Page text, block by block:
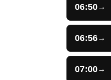
06:50→
06:56→
07:00→